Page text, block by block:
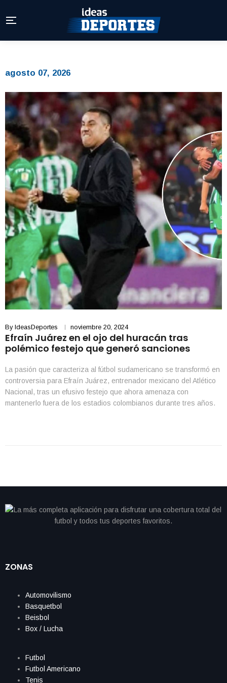
agosto 07, 2026
By IdeasDeportes noviembre 20, 2024
Efraín Juárez en el ojo del huracán tras
polémico festejo que generó sanciones
La pasión que caracteriza al fútbol sudamericano se transformó en
controversia para Efraín Juárez, entrenador mexicano del Atlético
Nacional, tras un efusivo festejo que ahora amenaza con
mantenerlo fuera de los estadios colombianos durante tres años.
ZONAS
Automovilismo
Basquetbol
Beisbol
Box / Lucha
Futbol
Futbol Americano
Tenis